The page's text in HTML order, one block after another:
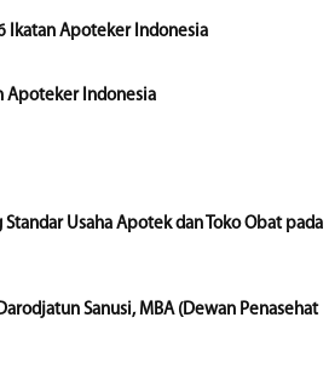
Ikatan Apoteker Indonesia
Apoteker Indonesia
Usaha Apotek dan Toko Obat pada
Sanusi, MBA (Dewan Penasehat